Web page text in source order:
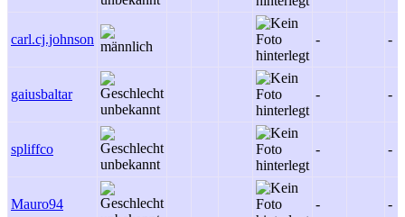
carl.cj.johnson - -
gaiusbaltar - -
spliffco - -
Mauro94 - -